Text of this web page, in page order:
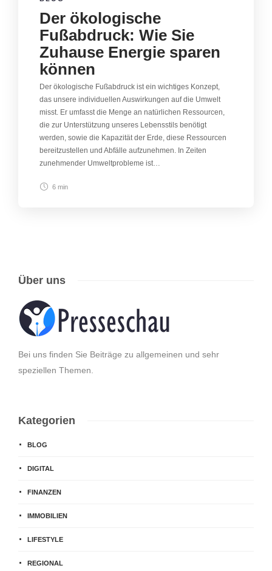
Der ökologische
Fußabdruck: Wie Sie
Zuhause Energie sparen
können
Der ökologische Fußabdruck ist ein wichtiges Konzept,
das unsere individuellen Auswirkungen auf die Umwelt
misst. Er umfasst die Menge an natürlichen Ressourcen,
die zur Unterstützung unseres Lebensstils benötigt
werden, sowie die Kapazität der Erde, diese Ressourcen
bereitzustellen und Abfälle aufzunehmen. In Zeiten
zunehmender Umweltprobleme ist…
6 min
Über uns
Bei uns finden Sie Beiträge zu allgemeinen und sehr
speziellen Themen.
Kategorien
BLOG
DIGITAL
FINANZEN
IMMOBILIEN
LIFESTYLE
REGIONAL